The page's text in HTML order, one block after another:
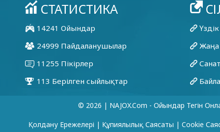
© 2026 | NAJOX.com - Ойындар Тегін
Қолдану Ережелері | Құпиялылық Саясаты | Cookie